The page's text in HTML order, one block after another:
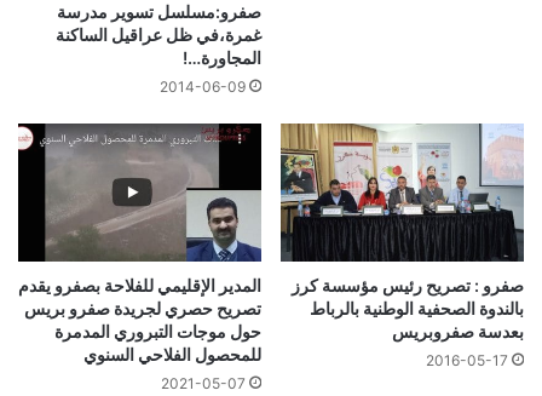
صفرو:مسلسل تسوير مدرسة
غمرة،في ظل عراقيل الساكنة
المجاورة…!
2014-06-09
صفرو : تصريح رئيس مؤسسة كرز
بالندوة الصحفية الوطنية بالرباط
بعدسة صفروبريس
2016-05-17
المدير الإقليمي للفلاحة بصفرو يقدم
تصريح حصري لجريدة صفرو بريس
حول موجات التبروري المدمرة
للمحصول الفلاحي السنوي
2021-05-07